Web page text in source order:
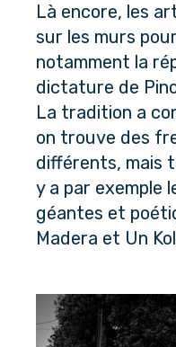
Là encore, les
sur les murs
notamment la
dictature de
La tradition a
on trouve des
différents, mais
y a par exemple
géantes et
Madera et Un